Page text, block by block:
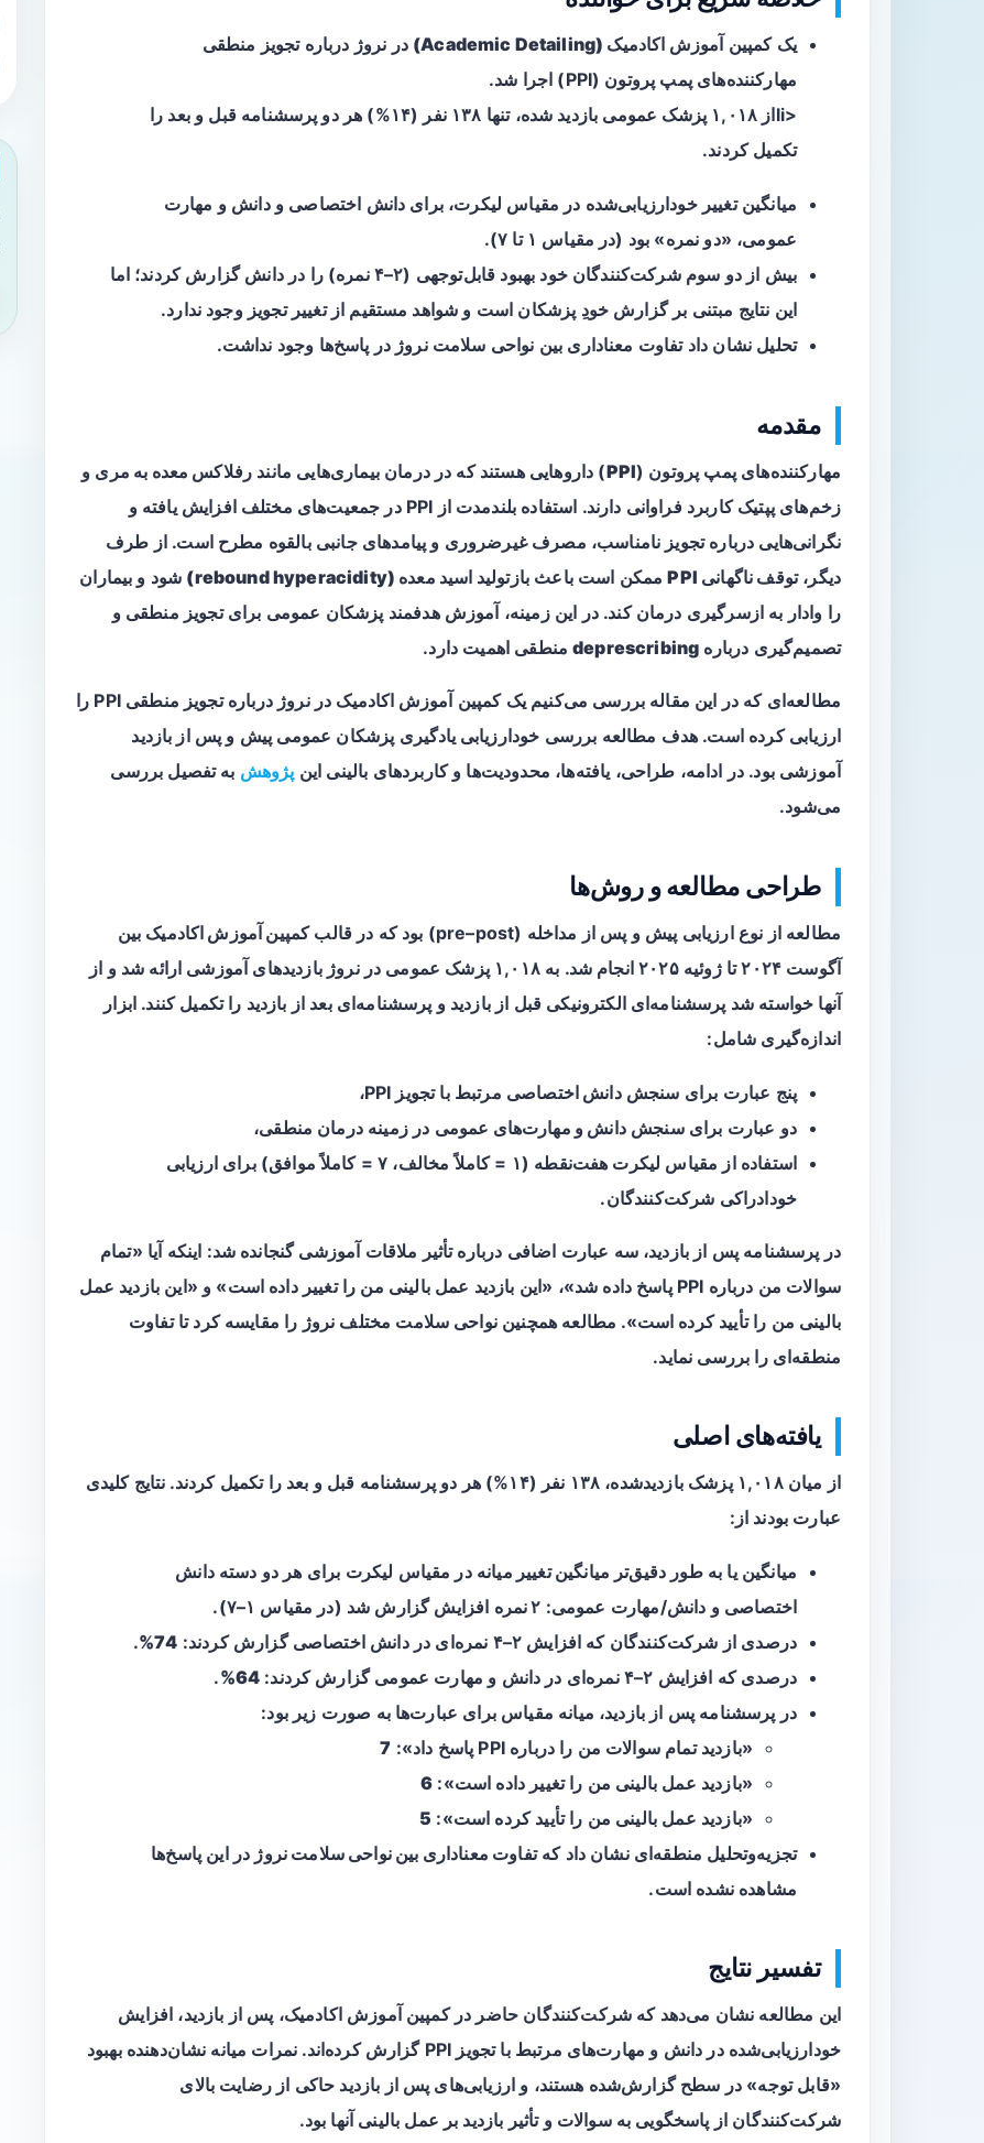
یک کمپین آموزش اکادمیک (Academic Detailing)
در نروژ درباره تجویز منطقی
مهارکننده‌های پمپ پروتون (PPI) اجرا شد.
<liاز ۱,۰۱۸ پزشک عمومی بازدید شده، تنها ۱۳۸ نفر (۱۴%) هر دو پرسشنامه قبل و بعد را
تکمیل کردند.
میانگین تغییر خود‌ارزیابی‌شده در مقیاس لیکرت، برای دانش اختصاصی و دانش و مهارت
عمومی، «دو نمره» بود (در مقیاس ۱ تا ۷).
بیش از دو سوم شرکت‌کنندگان خود بهبود قابل‌توجهی (۲–۴ نمره) را در دانش گزارش کردند؛ اما
این نتایج مبتنی بر گزارش خودِ پزشکان است و شواهد مستقیم از تغییر تجویز وجود ندارد.
تحلیل نشان داد تفاوت معناداری بین نواحی سلامت نروژ در پاسخ‌ها وجود نداشت.
مقدمه
مهارکننده‌های پمپ پروتون (PPI) داروهایی هستند که در درمان بیماری‌هایی مانند رفلاکس معده به مری و
زخم‌های پپتیک کاربرد فراوانی دارند. استفاده بلندمدت از PPI در جمعیت‌های مختلف افزایش یافته و
نگرانی‌هایی درباره تجویز نامناسب، مصرف غیرضروری و پیامدهای جانبی بالقوه مطرح است. از طرف
دیگر،توقف ناگهانی PPI ممکن است باعث بازتولید اسید معده (rebound hyperacidity)
شود و بیماران
را وادار به ازسرگیری درمان کند. در این زمینه، آموزش هدفمند پزشکان عمومی برای تجویز منطقی و
تصمیم‌گیری درباره deprescribingمنطقی اهمیت دارد.
مطالعه‌ای که در این مقاله بررسی می‌کنیم یک کمپین آموزش اکادمیک
در نروژ درباره تجویز منطقی PPI را
ارزیابی کرده است. هدف مطالعه بررسی خود‌ارزیابی یادگیری پزشکان عمومی پیش و پس از بازدید
آموزشی بود. در ادامه، طراحی، یافته‌ها، محدودیت‌ها و کاربردهای بالینی این پژوهش به تفصیل بررسی
می‌شود.
طراحی مطالعه و روش‌ها
مطالعه از نوع ارزیابی پیش و پس از مداخله (pre–post) بود که در قالب کمپین آموزش اکادمیک بین
آگوست ۲۰۲۴ تا ژوئیه ۲۰۲۵ انجام شد. به ۱,۰۱۸ پزشک عمومی در نروژ بازدیدهای آموزشی ارائه شد و از
آنها خواسته شد پرسشنامه‌ای الکترونیکی قبل از بازدید و پرسشنامه‌ای بعد از بازدید را تکمیل کنند. ابزار
اندازه‌گیری شامل:
پنج عبارت برای سنجشدانش اختصاصی مرتبط با تجویز PPI،
دو عبارت برای سنجشدانش و مهارت‌های عمومی در زمینه درمان منطقی،
استفاده از مقیاس لیکرت هفت‌نقطه (۱ = کاملاً مخالف، ۷ = کاملاً موافق) برای ارزیابی
خودادراکی شرکت‌کنندگان.
در پرسشنامه پس از بازدید، سه عبارت اضافی درباره تأثیر ملاقات آموزشی گنجانده شد: اینکه آیا «تمام
سوالات من درباره PPI پاسخ داده شد»، «این بازدید عمل بالینی من را تغییر داده است» و «این بازدید عمل
بالینی من را تأیید کرده است». مطالعه همچنین نواحی سلامت مختلف نروژ را مقایسه کرد تا تفاوت
منطقه‌ای را بررسی نماید.
یافته‌های اصلی
از میان ۱,۰۱۸ پزشک بازدیدشده، ۱۳۸ نفر (۱۴%) هر دو پرسشنامه قبل و بعد را تکمیل کردند. نتایج کلیدی
عبارت بودند از:
میانگین یا به طور دقیق‌تر میانگین تغییر میانه در مقیاس لیکرت برای هر دو دسته دانش
اختصاصی و دانش/مهارت عمومی: ۲ نمره
افزایش گزارش شد (در مقیاس ۱–۷).
درصدی از شرکت‌کنندگان که افزایش ۲–۴ نمره‌ای در دانش اختصاصی گزارش کردند:
74%
.
درصدی که افزایش ۲–۴ نمره‌ای در دانش و مهارت عمومی گزارش کردند:
64%
.
در پرسشنامه پس از بازدید، میانه مقیاس برای عبارت‌ها به صورت زیر بود:
«بازدید تمام سوالات من را درباره PPI پاسخ داد»:
7
«بازدید عمل بالینی من را تغییر داده است»: 6
«بازدید عمل بالینی من را تأیید کرده است»: 5
تجزیه‌وتحلیل منطقه‌ای نشان داد کهتفاوت معناداری بین نواحی سلامت نروژ در این پاسخ‌ها
مشاهده نشده است.
تفسیر نتایج
این مطالعه نشان می‌دهد که شرکت‌کنندگان حاضر در کمپین آموزش اکادمیک، پس از بازدید، افزایش
خودارزیابی‌شده
در دانش و مهارت‌های مرتبط با تجویز PPI گزارش کرده‌اند. نمرات میانه نشان‌دهنده بهبود
«قابل توجه» در سطح گزارش‌شده هستند، و ارزیابی‌های پس از بازدید حاکی از رضایت بالای
شرکت‌کنندگان از پاسخگویی به سوالات و تأثیر بازدید بر عمل بالینی آنها بود.